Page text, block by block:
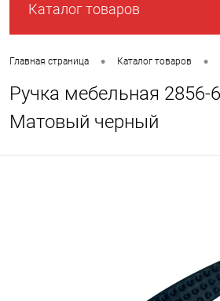
Каталог товаров
Главная страница • Каталог товаров •
Ручка мебельная 2856-
Матовый черный